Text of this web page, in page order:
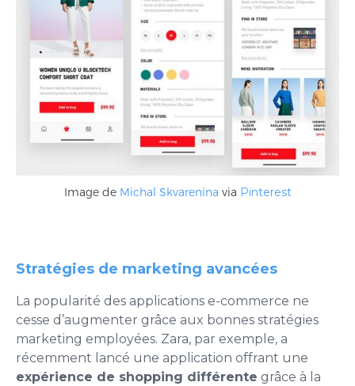
Image de Michal Skvarenina via Pinterest
Stratégies de marketing avancées
La popularité des applications e-commerce ne
cesse d’augmenter grâce aux bonnes stratégies
marketing employées. Zara, par exemple, a
récemment lancé une application offrant une
expérience de shopping différente grâce à la